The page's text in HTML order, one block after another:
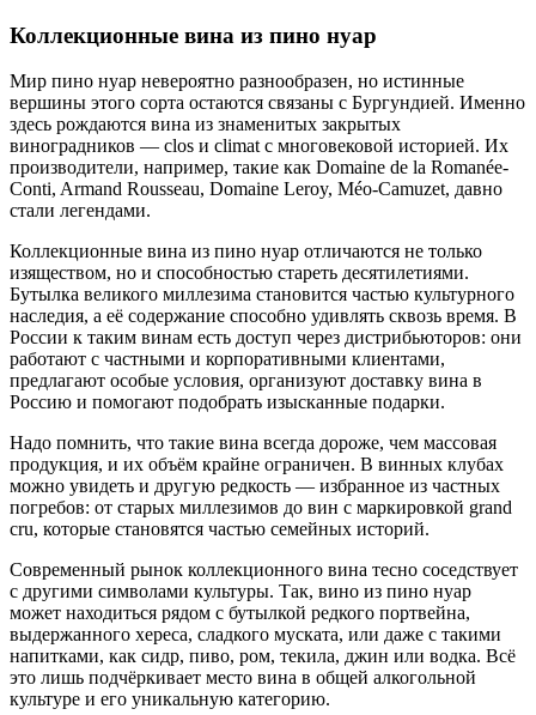
Коллекционные вина из пино нуар
Мир пино нуар невероятно разнообразен, но истинные
вершины этого сорта остаются связаны с Бургундией. Именно
здесь рождаются вина из знаменитых закрытых
виноградников — clos и climat с многовековой историей. Их
производители, например, такие как Domaine de la Romanée-
Conti, Armand Rousseau, Domaine Leroy, Méo-Camuzet, давно
стали легендами.
Коллекционные вина из пино нуар отличаются не только
изяществом, но и способностью стареть десятилетиями.
Бутылка великого миллезима становится частью культурного
наследия, а её содержание способно удивлять сквозь время. В
России к таким винам есть доступ через дистрибьюторов: они
работают с частными и корпоративными клиентами,
предлагают особые условия, организуют доставку вина в
Россию и помогают подобрать изысканные подарки.
Надо помнить, что такие вина всегда дороже, чем массовая
продукция, и их объём крайне ограничен. В винных клубах
можно увидеть и другую редкость — избранное из частных
погребов: от старых миллезимов до вин с маркировкой grand
cru, которые становятся частью семейных историй.
Современный рынок коллекционного вина тесно соседствует
с другими символами культуры. Так, вино из пино нуар
может находиться рядом с бутылкой редкого портвейна,
выдержанного хереса, сладкого муската, или даже с такими
напитками, как сидр, пиво, ром, текила, джин или водка. Всё
это лишь подчёркивает место вина в общей алкогольной
культуре и его уникальную категорию.